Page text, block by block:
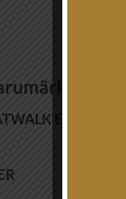
EXCLUSIVE